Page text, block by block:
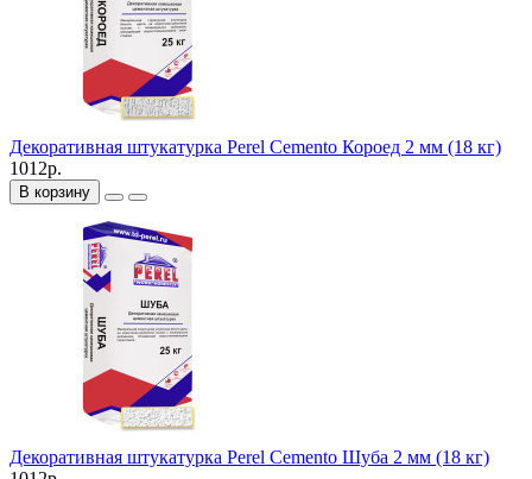
Декоративная штукатурка Perel Cemento Короед 2 мм (18 кг)
1012р.
В корзину
Декоративная штукатурка Perel Cemento Шуба 2 мм (18 кг)